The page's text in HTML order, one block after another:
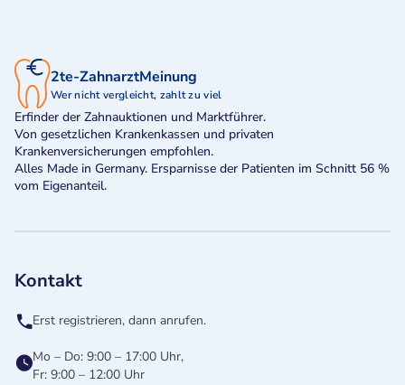
2te-ZahnarztMeinung
Wer nicht vergleicht, zahlt zu viel
Erfinder der Zahnauktionen und Marktführer.
Von gesetzlichen Krankenkassen und privaten
Krankenversicherungen empfohlen.
Alles Made in Germany. Ersparnisse der Patienten im Schnitt 56 %
vom Eigenanteil.
Kontakt
Erst registrieren, dann anrufen.
Mo – Do: 9:00 – 17:00 Uhr,
Fr: 9:00 – 12:00 Uhr